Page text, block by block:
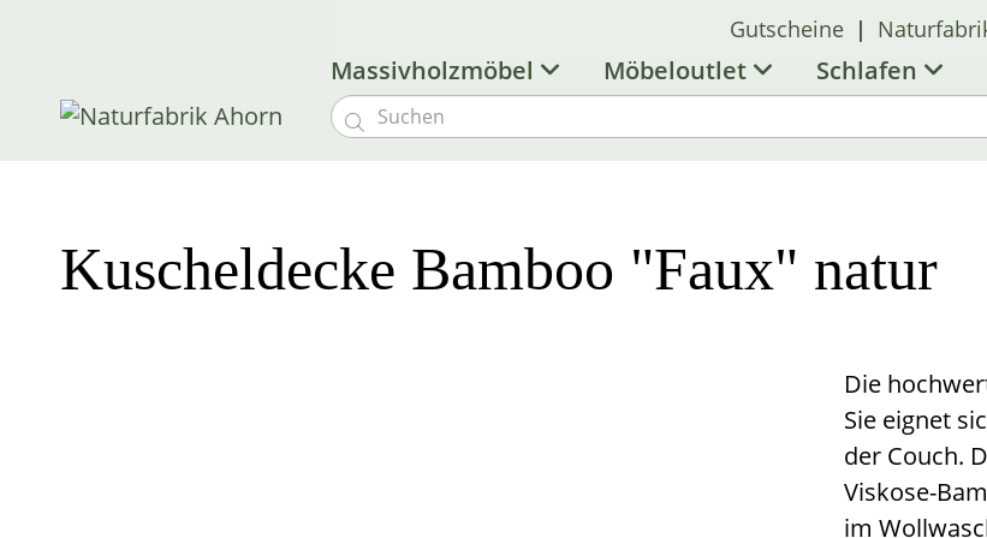
Gutscheine |
Massivholzmöbel Möbeloutlet Schlafen

Kuscheldecke Bamboo "Faux" natur
Die
Sie eignet
der Couch.
Viskose-
im